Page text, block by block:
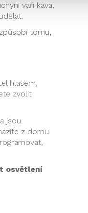
vaří káva,
tomu,
hlasem,
zvolit
jsou
z domu
osvětlení